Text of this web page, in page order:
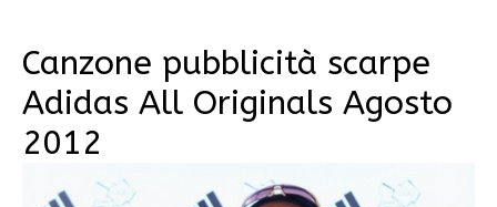
Canzone pubblicità scarpe
Adidas All Originals Agosto
2012